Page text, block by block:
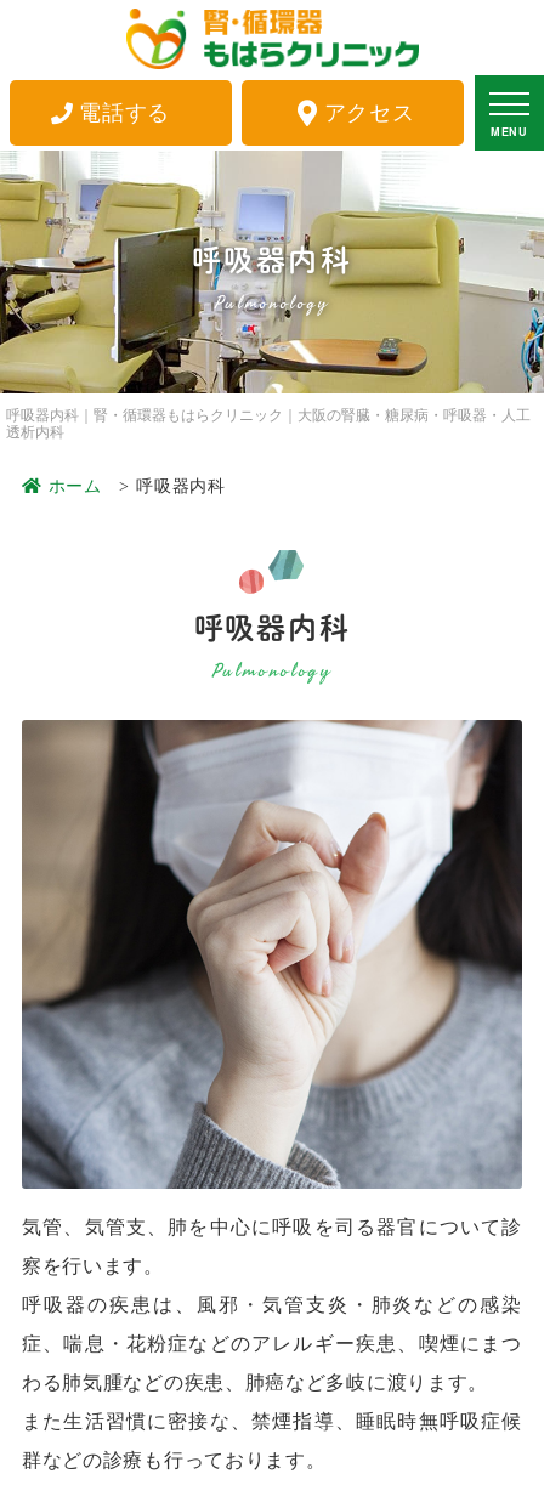
電話する アクセス
MENU
呼吸器内科
Pulmonology
呼吸器内科｜腎・循環器もはらクリニック｜大阪の腎臓・糖尿病・呼吸器・人工
透析内科
ホーム 呼吸器内科
呼吸器内科
気管、気管支、肺を中心に呼吸を司る器官について診
察を行います。
呼吸器の疾患は、風邪・気管支炎・肺炎などの感染
症、喘息・花粉症などのアレルギー疾患、喫煙にまつ
わる肺気腫などの疾患、肺癌など多岐に渡ります。
また生活習慣に密接な、禁煙指導、睡眠時無呼吸症候
群などの診療も行っております。